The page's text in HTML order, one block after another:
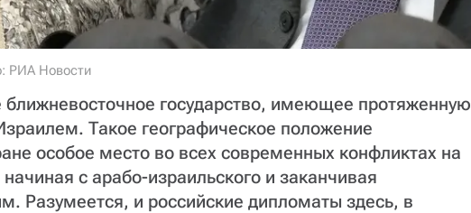
РИА Новости
государство, имеющее протяженную
Такое географическое положение
особое место во всех современных конфликтах на
с арабо-израильского и заканчивая
Разумеется, и российские дипломаты здесь, в